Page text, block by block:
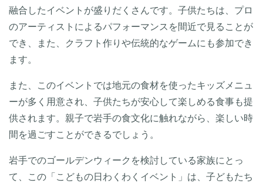
融合したイベントが盛りだくさんです。子供たちは、プロ
のアーティストによるパフォーマンスを間近で見ることが
でき、また、クラフト作りや伝統的なゲームにも参加でき
ます。
また、このイベントでは地元の食材を使ったキッズメニュ
ーが多く用意され、子供たちが安心して楽しめる食事も提
供されます。親子で岩手の食文化に触れながら、楽しい時
間を過ごすことができるでしょう。
岩手でのゴールデンウィークを検討している家族にとっ
て、この「こどもの日わくわくイベント」は、子どもたち